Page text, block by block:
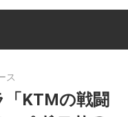
ス
KTMの戦闘